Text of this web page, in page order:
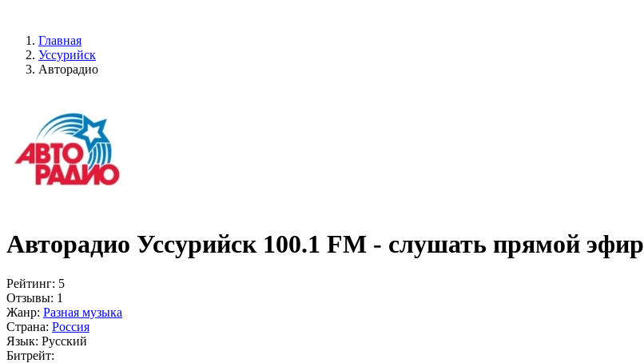
Главная
Уссурийск
Авторадио
Авторадио Уссурийск 100.1 FM - слушать прямой эфир
Рейтинг: 5
Отзывы: 1
Жанр: Разная музыка
Страна: Россия
Язык: Русский
Битрейт: